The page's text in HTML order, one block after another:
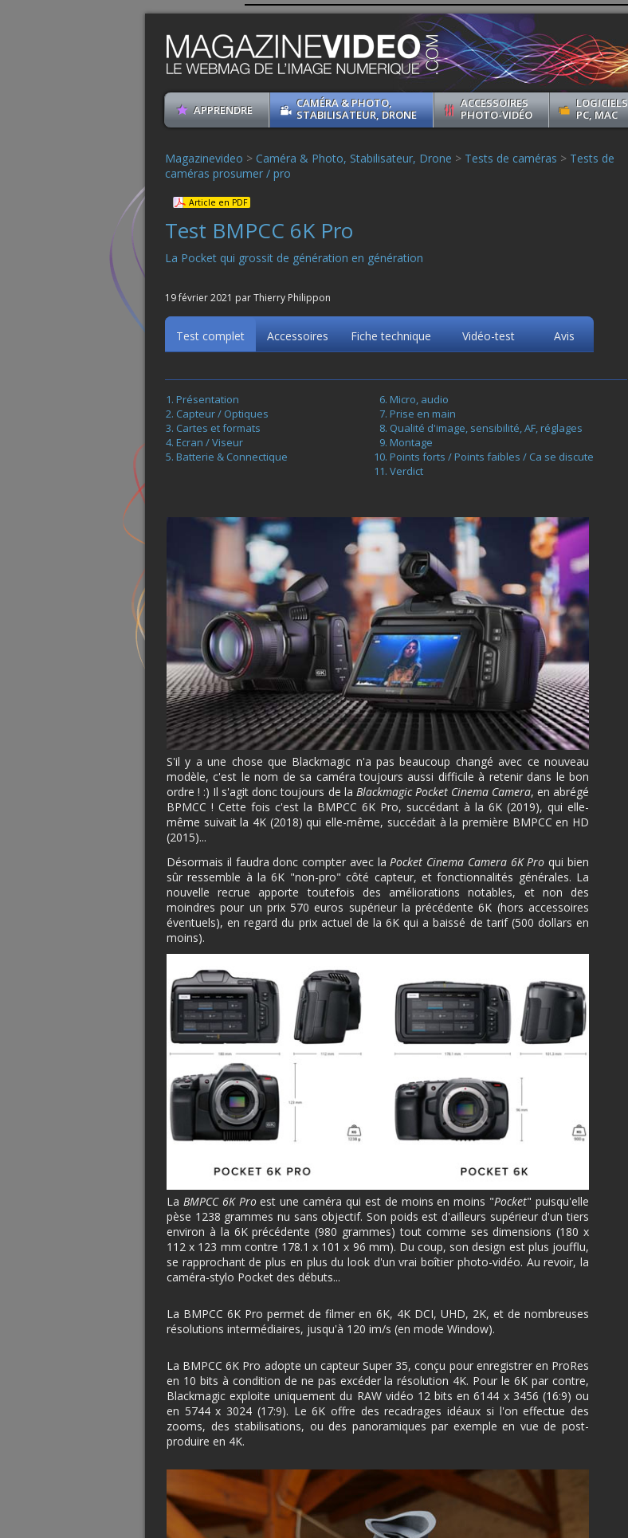
APPRENDRE
CAMÉRA & PHOTO,
STABILISATEUR, DRONE
ACCESSOIRES
PHOTO-VIDÉO
LOGICIELS
PC, MAC
Magazinevideo > Caméra & Photo, Stabilisateur, Drone > Tests de caméras > Tests de
caméras prosumer / pro
Article en PDF
Test BMPCC 6K Pro
La Pocket qui grossit de génération en génération
19 février 2021 par Thierry Philippon
Test complet Accessoires Fiche technique Vidéo-test Avis
Présentation
Capteur / Optiques
Cartes et formats
Ecran / Viseur
Batterie & Connectique
Micro, audio
Prise en main
Qualité d'image, sensibilité, AF, réglages
Montage
Points forts / Points faibles / Ca se discute
Verdict
S'il y a une chose que Blackmagic n'a pas beaucoup changé avec ce nouveau
modèle, c'est le nom de sa caméra toujours aussi difficile à retenir dans le bon
ordre ! :) Il s'agit donc toujours de la Blackmagic Pocket Cinema Camera, en abrégé
BPMCC ! Cette fois c'est la BMPCC 6K Pro, succédant à la 6K (2019), qui elle-
même suivait la 4K (2018) qui elle-même, succédait à la première BMPCC en HD
(2015)...
Désormais il faudra donc compter avec laPocket Cinema Camera 6K Pro qui bien
sûr ressemble à la 6K "non-pro" côté capteur, et fonctionnalités générales. La
nouvelle recrue apporte toutefois des améliorations notables, et non des
moindres pour un prix 570 euros supérieur la précédente 6K (hors accessoires
éventuels), en regard du prix actuel de la 6K qui a baissé de tarif (500 dollars en
moins).
La BMPCC 6K Proest une caméra qui est de moins en moins "Pocket" puisqu'elle
pèse 1238 grammes nu sans objectif. Son poids est d'ailleurs supérieur d'un tiers
environ à la 6K précédente (980 grammes) tout comme ses dimensions (180 x
112 x 123 mm contre 178.1 x 101 x 96 mm). Du coup, son design est plus joufflu,
se rapprochant de plus en plus du look d'un vrai boîtier photo-vidéo. Au revoir, la
caméra-stylo Pocket des débuts...
La BMPCC 6K Pro permet de filmer en 6K, 4K DCI, UHD, 2K, et de nombreuses
résolutions intermédiaires, jusqu'à 120 im/s (en mode Window).
La BMPCC 6K Pro adopte un capteur Super 35, conçu pour enregistrer en ProRes
en 10 bits à condition de ne pas excéder la résolution 4K. Pour le 6K par contre,
Blackmagic exploite uniquement du RAW vidéo 12 bits en 6144 x 3456 (16:9) ou
en 5744 x 3024 (17:9). Le 6K offre des recadrages idéaux si l'on effectue des
zooms, des stabilisations, ou des panoramiques par exemple en vue de post-
produire en 4K.